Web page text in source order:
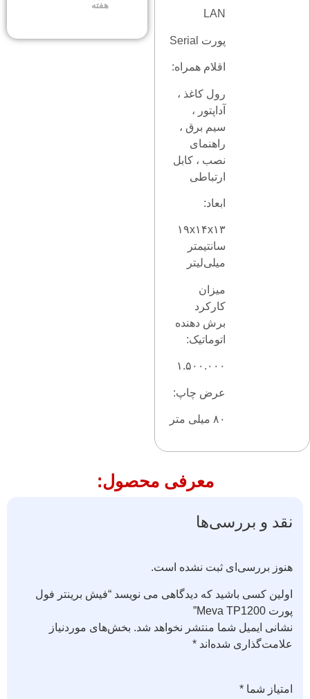
هفته
LAN
پورت Serial
اقلام همراه:
رول کاغذ ،
آداپتور ،
سیم برق ،
راهنمای
نصب ، کابل
ارتباطی
ابعاد:
۱۹x۱۴x۱۳
سانتیمتر
میلی‌لیتر
میزان
کارکرد
برش دهنده
اتوماتیک:
۱.۵۰۰.۰۰۰
عرض چاپ:
۸۰ میلی متر
معرفی محصول:
نقد و بررسی‌ها
هنوز بررسی‌ای ثبت نشده است.
اولین کسی باشید که دیدگاهی می نویسد “فیش برینتر فول
پورت Meva TP1200”
نشانی ایمیل شما منتشر نخواهد شد. بخش‌های موردنیاز
علامت‌گذاری شده‌اند *
امتیاز شما *